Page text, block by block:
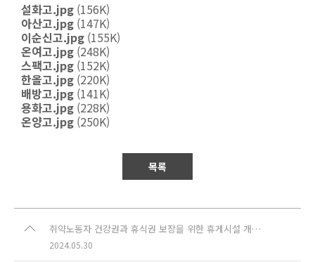
설화고.jpg (156K)
아산고.jpg (147K)
이순신고.jpg (155K)
온여고.jpg (248K)
스팩고.jpg (152K)
한올고.jpg (220K)
배방고.jpg (141K)
용화고.jpg (228K)
온양고.jpg (250K)
목록
취약노동자 건강권과 휴식권 보장을 위한 휴게시설 개선지원 시작
2024.05.30